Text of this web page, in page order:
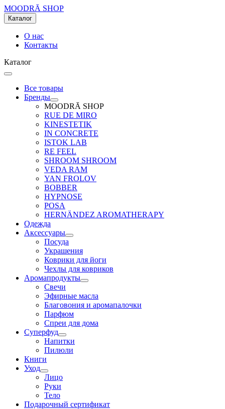
MOODRĀ SHOP
Каталог
О нас
Контакты
Каталог
Все товары
Бренды
MOODRĀ SHOP
RUE DE MIRO
KINESTETIK
IN CONCRETE
ISTOK LAB
RE FEEL
SHROOM SHROOM
VEDA RAM
YAN FROLOV
BOBBER
HYPNOSE
POSA
HERNÄNDEZ AROMATHERAPY
Одежда
Аксессуары
Посуда
Украшения
Коврики для йоги
Чехлы для ковриков
Аромапродукты
Свечи
Эфирные масла
Благовония и аромапалочки
Парфюм
Спреи для дома
Суперфуд
Напитки
Пилюли
Книги
Уход
Лицо
Руки
Тело
Подарочный сертификат